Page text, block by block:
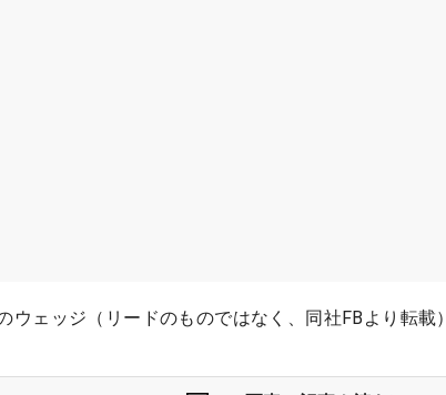
ウェッジ（リードのものではなく、同社FBより転載）